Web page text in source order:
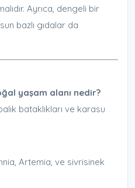
Ayrıca, dengeli bir
bazlı gıdalar da
yaşam alanı nedir?
bataklıkları ve karasu
Artemia, ve sivrisinek